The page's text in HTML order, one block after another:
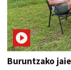
Buruntzako